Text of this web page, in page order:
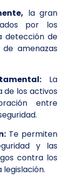
la gran
por los
detección de
amenazas
La
de los activos
entre
Te permiten
y las
contra los
legislación.